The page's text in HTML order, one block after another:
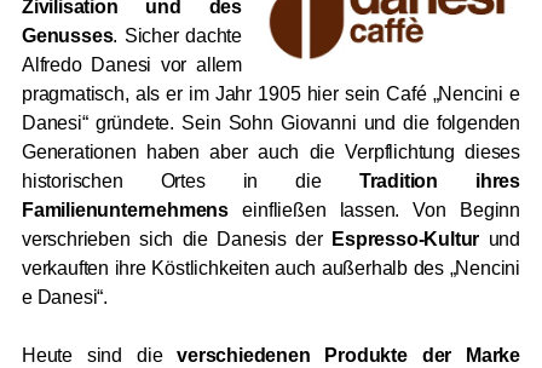
Zivilisation und des
Genusses. Sicher dachte
Alfredo Danesi vor allem
pragmatisch, als er im Jahr 1905 hier sein Café „Nencini e
Danesi“ gründete. Sein Sohn Giovanni und die folgenden
Generationen haben aber auch die Verpflichtung dieses
historischen Ortes in die Tradition ihres
Familienunternehmens einfließen lassen. Von Beginn
verschrieben sich die Danesis derEspresso-Kultur und
verkauften ihre Köstlichkeiten auch außerhalb des „Nencini
e Danesi“.
Heute sind dieverschiedenen Produkte der Marke